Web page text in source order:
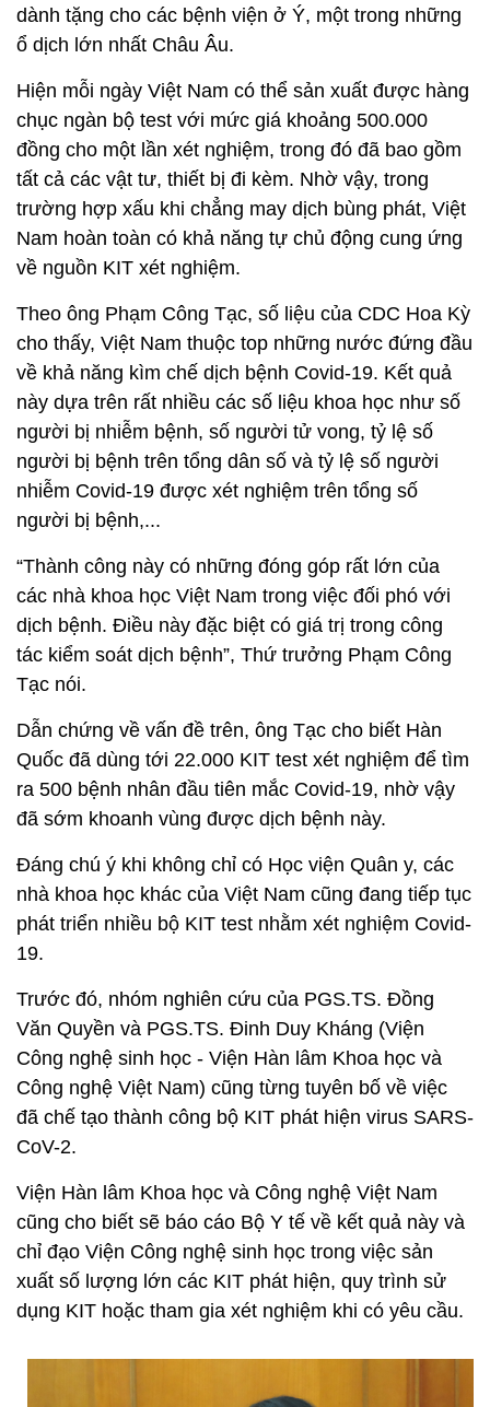
dành tặng cho các bệnh viện ở Ý, một trong những
ổ dịch lớn nhất Châu Âu.
Hiện mỗi ngày Việt Nam có thể sản xuất được hàng
chục ngàn bộ test với mức giá khoảng 500.000
đồng cho một lần xét nghiệm, trong đó đã bao gồm
tất cả các vật tư, thiết bị đi kèm. Nhờ vậy, trong
trường hợp xấu khi chẳng may dịch bùng phát, Việt
Nam hoàn toàn có khả năng tự chủ động cung ứng
về nguồn KIT xét nghiệm.
Theo ông Phạm Công Tạc, số liệu của CDC Hoa Kỳ
cho thấy, Việt Nam thuộc top những nước đứng đầu
về khả năng kìm chế dịch bệnh Covid-19. Kết quả
này dựa trên rất nhiều các số liệu khoa học như số
người bị nhiễm bệnh, số người tử vong, tỷ lệ số
người bị bệnh trên tổng dân số và tỷ lệ số người
nhiễm Covid-19 được xét nghiệm trên tổng số
người bị bệnh,...
“Thành công này có những đóng góp rất lớn của
các nhà khoa học Việt Nam trong việc đối phó với
dịch bệnh. Điều này đặc biệt có giá trị trong công
tác kiểm soát dịch bệnh”, Thứ trưởng Phạm Công
Tạc nói.
Dẫn chứng về vấn đề trên, ông Tạc cho biết Hàn
Quốc đã dùng tới 22.000 KIT test xét nghiệm để tìm
ra 500 bệnh nhân đầu tiên mắc Covid-19, nhờ vậy
đã sớm khoanh vùng được dịch bệnh này.
Đáng chú ý khi không chỉ có Học viện Quân y, các
nhà khoa học khác của Việt Nam cũng đang tiếp tục
phát triển nhiều bộ KIT test nhằm xét nghiệm Covid-
19.
Trước đó, nhóm nghiên cứu của PGS.TS. Đồng
Văn Quyền và PGS.TS. Đinh Duy Kháng (Viện
Công nghệ sinh học - Viện Hàn lâm Khoa học và
Công nghệ Việt Nam) cũng từng tuyên bố về việc
đã chế tạo thành công bộ KIT phát hiện virus SARS-
CoV-2.
Viện Hàn lâm Khoa học và Công nghệ Việt Nam
cũng cho biết sẽ báo cáo Bộ Y tế về kết quả này và
chỉ đạo Viện Công nghệ sinh học trong việc sản
xuất số lượng lớn các KIT phát hiện, quy trình sử
dụng KIT hoặc tham gia xét nghiệm khi có yêu cầu.